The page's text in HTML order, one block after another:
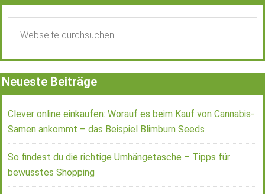
Neueste Beiträge
Clever online einkaufen: Worauf es beim Kauf von Cannabis-
Samen ankommt – das Beispiel Blimburn Seeds
So findest du die richtige Umhängetasche – Tipps für
bewusstes Shopping